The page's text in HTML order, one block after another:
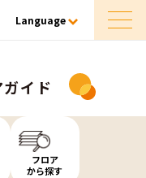
Language
イド
フロア
から探す